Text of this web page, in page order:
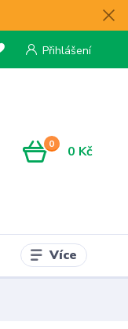
Přihlášení
0 0 Kč
Více